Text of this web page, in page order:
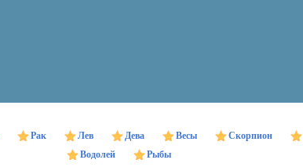
Рак Лев Дева Весы Скорпион
Водолей
Рыбы